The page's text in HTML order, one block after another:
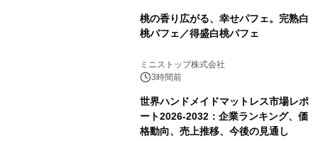
桃の香り広がる、幸せパフェ。完熟白
桃パフェ／得盛白桃パフェ
ミニストップ株式会社
3時間前
世界ハンドメイドマットレス市場レポ
ート2026-2032：企業ランキング、価
格動向、売上推移、今後の見通し